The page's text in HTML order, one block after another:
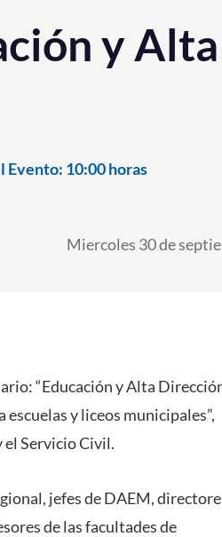
y Alta
Evento: 10:00 horas
Miercoles 30 de
“Educación y Alta
y liceos municipales”,
Servicio Civil.
jefes de DAEM,
de las facultades de